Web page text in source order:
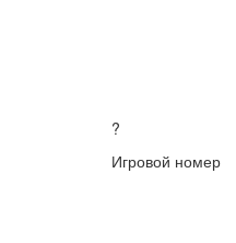
?
Игровой номер